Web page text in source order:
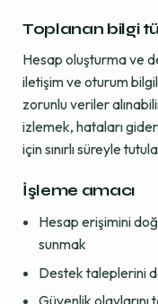
Toplanan bilgi
Hesap oluşturma ve
iletişim ve oturum
zorunlu veriler
izlemek, hataları
için sınırlı süreyle
İşleme amacı
Hesap erişimini
sunmak
Destek taleplerini